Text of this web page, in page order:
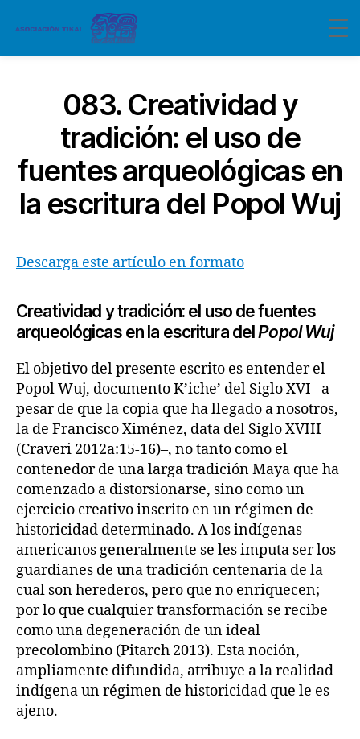
083. Creatividad y
tradición: el uso de
fuentes arqueológicas en
la escritura del Popol Wuj
Descarga este artículo en formato
Creatividad y tradición: el uso de fuentes
arqueológicas en la escritura delPopol Wuj
El objetivo del presente escrito es entender el
Popol Wuj, documento K’iche’ del Siglo XVI –a
pesar de que la copia que ha llegado a nosotros,
la de Francisco Ximénez, data del Siglo XVIII
(Craveri 2012a:15-16)–, no tanto como el
contenedor de una larga tradición Maya que ha
comenzado a distorsionarse, sino como un
ejercicio creativo inscrito en un régimen de
historicidad determinado. A los indígenas
americanos generalmente se les imputa ser los
guardianes de una tradición centenaria de la
cual son herederos, pero que no enriquecen;
por lo que cualquier transformación se recibe
como una degeneración de un ideal
precolombino (Pitarch 2013). Esta noción,
ampliamente difundida, atribuye a la realidad
indígena un régimen de historicidad que le es
ajeno.